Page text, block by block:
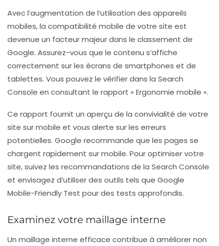
Avec l’augmentation de l’utilisation des appareils
mobiles, la compatibilité mobile de votre site est
devenue un facteur majeur dans le classement de
Google. Assurez-vous que le contenu s’affiche
correctement sur les écrans de smartphones et de
tablettes. Vous pouvez le vérifier dans la Search
Console en consultant le rapport « Ergonomie mobile ».
Ce rapport fournit un aperçu de la convivialité de votre
site sur mobile et vous alerte sur les erreurs
potentielles. Google recommande que les pages se
chargent rapidement sur mobile. Pour optimiser votre
site, suivez les recommandations de la Search Console
et envisagez d’utiliser des outils tels que Google
Mobile-Friendly Test pour des tests approfondis.
Examinez votre maillage interne
Un maillage interne efficace contribue à améliorer non